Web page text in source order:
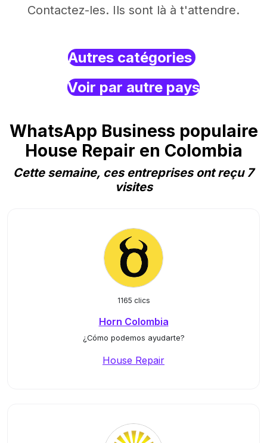
Contactez-les. Ils sont là à t'attendre.
Autres catégories
Voir par autre pays
WhatsApp Business populaire
House Repair en Colombia
Cette semaine, ces entreprises ont reçu 7
visites
1165 clics
Horn Colombia
¿Cómo podemos ayudarte?
House Repair